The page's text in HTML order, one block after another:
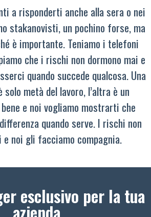
a risponderti anche alla sera o nei
stakanovisti, un pochino forse, ma
è importante. Teniamo i telefoni
che i rischi non dormono mai e
quando succede qualcosa. Una
solo metà del lavoro, l’altra è un
e noi vogliamo mostrarti che
quando serve. I rischi non
e noi gli facciamo compagnia.
esclusivo per la tua